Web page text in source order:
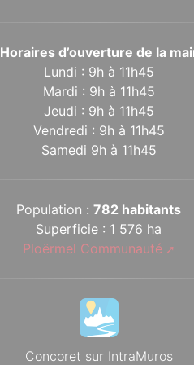
Horaires d’ouverture de la
Lundi : 9h à 11h45
Mardi : 9h à 11h45
Jeudi : 9h à 11h45
Vendredi : 9h à 11h45
Samedi 9h à 11h45
Population :782 habitants
Superficie : 1 576 ha
Ploërmel Communauté
Concoret sur IntraMuros